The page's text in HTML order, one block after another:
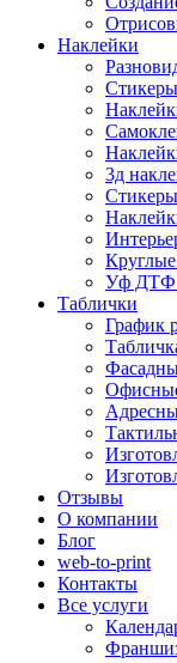
Наклейки
3д
Уф ДТФ
Таблички
График
Отзывы
О компании
Блог
web-to-print
Контакты
Все услуги